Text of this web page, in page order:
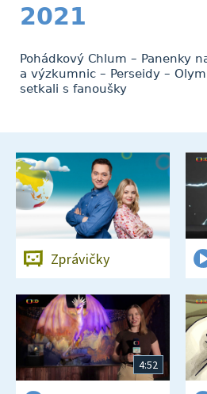
2021
Pohádkový Chlum – Panenky
a výzkumnic – Perseidy –
setkali s fanoušky
Zprávičky
4:52